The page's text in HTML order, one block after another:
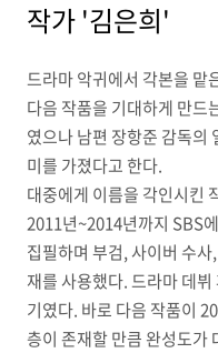
작가 '김은희'
드라마 악귀에서 각본을 맡
다음 작품을 기대하게 만드
였으나 남편 장항준 감독의
미를 가졌다고 한다.
대중에게 이름을 각인시킨
2011년~2014년까지 SBS
집필하며 부검, 사이버 수
재를 사용했다. 드라마 데
기였다. 바로 다음 작품이
층이 존재할 만큼 완성도가